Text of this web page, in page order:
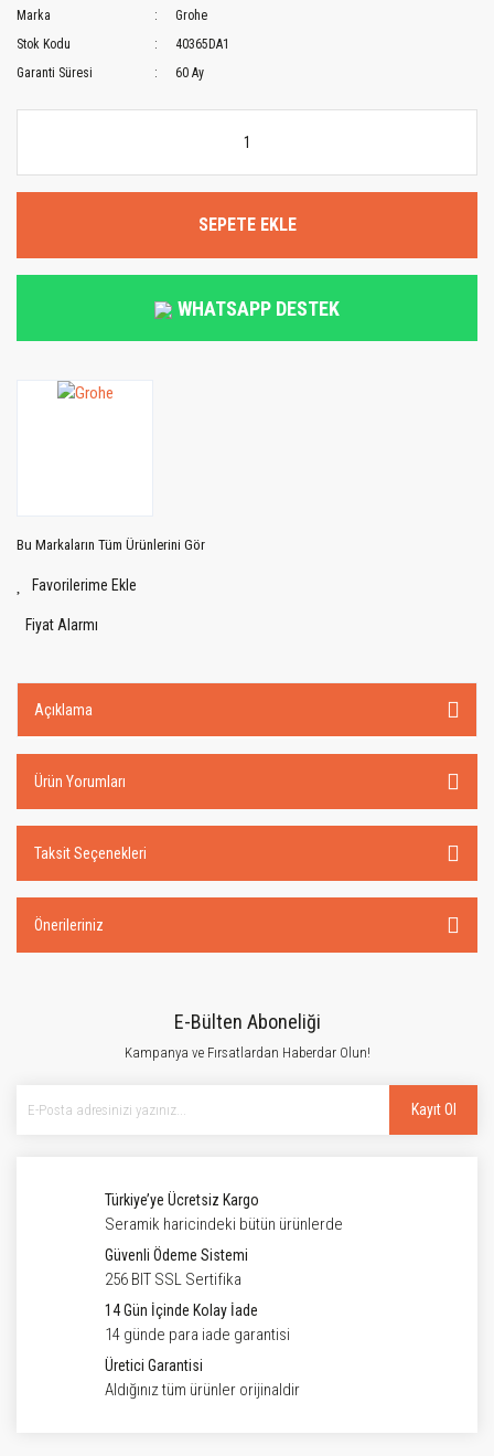
Marka
Grohe
Stok Kodu
40365DA1
Garanti Süresi
60 Ay
SEPETE EKLE
WHATSAPP DESTEK
Bu Markaların Tüm Ürünlerini Gör
Fiyat Alarmı
Açıklama
Ürün Yorumları
Taksit Seçenekleri
Önerileriniz
E-Bülten Aboneliği
Kampanya ve Fırsatlardan Haberdar Olun!
Kayıt Ol
Türkiye’ye Ücretsiz Kargo
Seramik haricindeki bütün ürünlerde
Güvenli Ödeme Sistemi
256 BIT SSL Sertifika
14 Gün İçinde Kolay İade
14 günde para iade garantisi
Üretici Garantisi
Aldığınız tüm ürünler orijinaldir